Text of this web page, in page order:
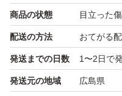
商品の状態 目立った
配送の方法 おてがる
発送までの日数 1〜2日で
発送元の地域 広島県